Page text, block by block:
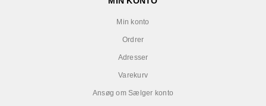
Min konto
Ordrer
Adresser
Varekurv
Ansøg om Sælger konto